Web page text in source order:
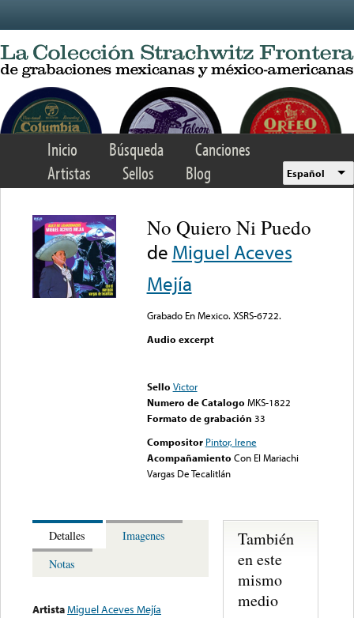
Inicio Búsqueda
Canciones
Artistas
Sellos Blog Español
No Quiero Ni Puedo
de Miguel Aceves
Mejía
Grabado En Mexico. XSRS-6722.
Audio excerpt
Sello Victor
Numero de Catalogo MKS-1822
Formato de grabación 33
Compositor Pintor, Irene
Acompañamiento Con El Mariachi
Vargas De Tecalitlán
Detalles
Imagenes
Notas
ArtistaMiguel Aceves Mejía
También
en este
mismo
medio